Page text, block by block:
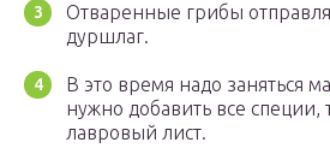
Отваренные грибы
дуршлаг.
В это время надо заняться
нужно добавить все специи,
лавровый лист.